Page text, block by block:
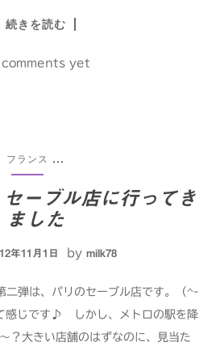
続きを読む
comments yet
フランス ...
ーブル店に行ってき
ました
年11月1日 by milk78
二弾は、パリのセーブル店です。（^-
感じです♪ しかし、メトロの駅を降
？大きい店舗のはずなのに、見当た